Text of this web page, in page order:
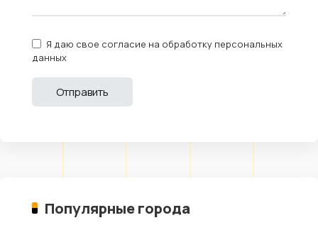
Я даю свое согласие на обработку персональных
данных
Популярные города